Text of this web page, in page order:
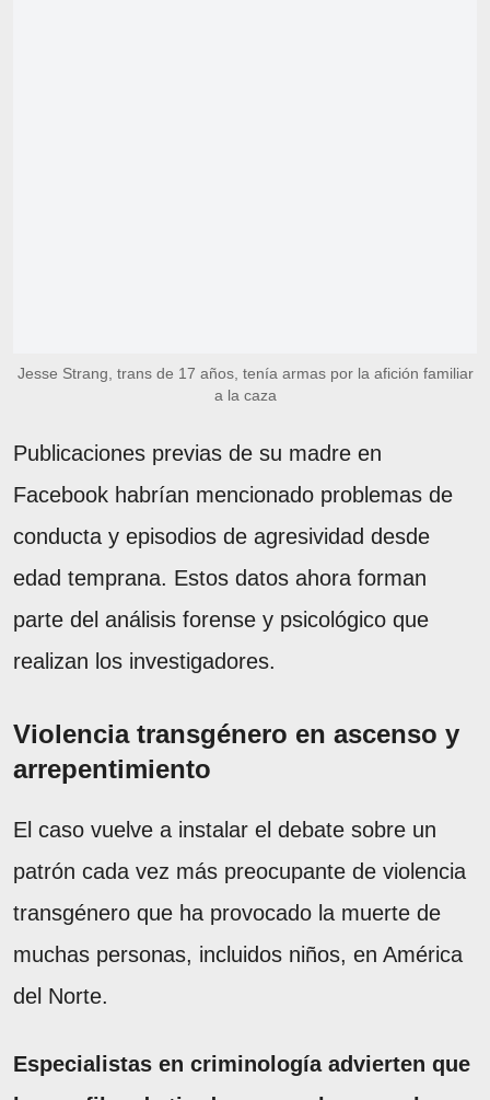
Jesse Strang, trans de 17 años, tenía armas por la afición familiar
a la caza
Publicaciones previas de su madre en
Facebook habrían mencionado problemas de
conducta y episodios de agresividad desde
edad temprana. Estos datos ahora forman
parte del análisis forense y psicológico que
realizan los investigadores.
Violencia transgénero en ascenso y
arrepentimiento
El caso vuelve a instalar el debate sobre un
patrón cada vez más preocupante de violencia
transgénero que ha provocado la muerte de
muchas personas, incluidos niños, en América
del Norte.
Especialistas en criminología advierten que